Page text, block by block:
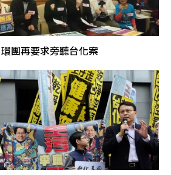
環團再要求旁聽台化案